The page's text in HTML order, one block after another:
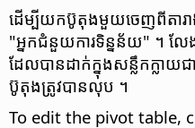
ដើម្បី​យក​ប៊ូតុង​មួយ​ចេញ​ពី​តារា
"អ្នក​ជំនួយការ​ទិន្នន័យ" ។ ល
ដែល​បាន​ដាក់​ក្នុង​សន្លឹក​ក្លា
ប៊ូតុង​ត្រូវ​បាន​លុប ។
To edit the pivot table,